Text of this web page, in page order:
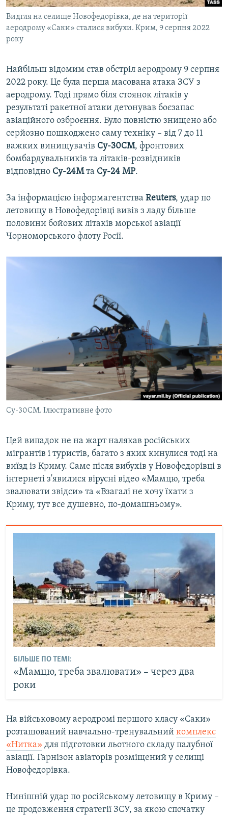
Видгля на селище Новофедорівка, де на території
аеродрому «Саки» сталися вибухи. Крим, 9 серпня 2022
року
Найбільш відомим став обстріл аеродрому 9 серпня
2022 року. Це була перша масована атака ЗСУ з
аеродрому. Тоді прямо біля стоянок літаків у
результаті ракетної атаки детонував боєзапас
авіаційного озброєння. Було повністю знищено або
серйозно пошкоджено саму техніку – від 7 до 11
важких винищувачів Су-30СМ, фронтових
бомбардувальників та літаків-розвідників
відповідно Су-24Мта Су-24 МР.
За інформацією інформагентства Reuters, удар по
летовищу в Новофедорівці вивів з ладу більше
половини бойових літаків морської авіації
Чорноморського флоту Росії.
Су-30СМ. Ілюстративне фото
Цей випадок не на жарт налякав російських
мігрантів і туристів, багато з яких кинулися тоді на
виїзд із Криму. Саме після вибухів у Новофедорівці в
інтернеті з'явилися вірусні відео «Мамцю, треба
звалювати звідси» та «Взагалі не хочу їхати з
Криму, тут все душевно, по-домашньому».
БІЛЬШЕ ПО ТЕМІ:
«Мамцю, треба звалювати» – через два
роки
На військовому аеродромі першого класу «Саки»
розташований навчально-тренувальний комплекс
«Нитка» для підготовки льотного складу палубної
авіації. Гарнізон авіаторів розміщений у селищі
Новофедорівка.
Нинішній удар по російському летовищу в Криму –
це продовження стратегії ЗСУ, за якою спочатку